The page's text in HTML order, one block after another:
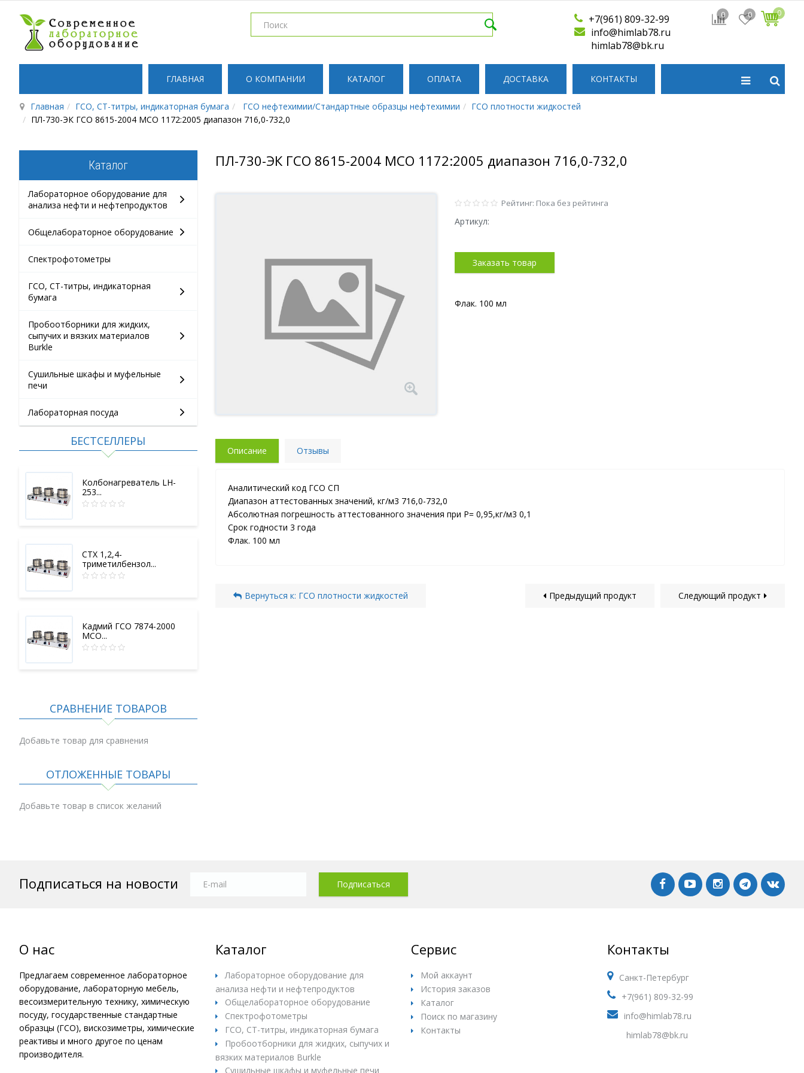
+7(961) 809-32-99
info@himlab78.ru
himlab78@bk.ru
0 0 0
ГЛАВНАЯ О КОМПАНИИ КАТАЛОГ ОПЛАТА ДОСТАВКА КОНТАКТЫ
Главная ГСО, СТ-титры, индикаторная бумага ГСО нефтехимии/Стандартные образцы нефтехимии
ГСО плотности жидкостей
ПЛ-730-ЭК ГСО 8615-2004 МСО 1172:2005 диапазон 716,0-732,0
ПЛ-730-ЭК ГСО 8615-2004 МСО 1172:2005 диапазон 716,0-732,0
Рейтинг: Пока без рейтинга
Артикул:
Заказать товар
Флак. 100 мл
Описание Отзывы
Аналитический код ГСО СП
Диапазон аттестованных значений, кг/м3 716,0-732,0
Абсолютная погрешность аттестованного значения при Р= 0,95,кг/м3 0,1
Срок годности 3 года
Флак. 100 мл
Вернуться к: ГСО плотности жидкостей Следующий продукт
Предыдущий продукт
Каталог
Лабораторное оборудование для
анализа нефти и нефтепродуктов
Общелабораторное оборудование
Спектрофотометры
ГСО, СТ-титры, индикаторная
бумага
Пробоотборники для жидких,
сыпучих и вязких материалов
Burkle
Сушильные шкафы и муфельные
печи
Лабораторная посуда
БЕСТСЕЛЛЕРЫ
Колбонагреватель LH-
253...
СТХ 1,2,4-
триметилбензол...
Кадмий ГСО 7874-2000
МСО...
СРАВНЕНИЕ ТОВАРОВ
Добавьте товар для сравнения
ОТЛОЖЕННЫЕ ТОВАРЫ
Добавьте товар в список желаний
Подписаться на новости
О нас
Предлагаем современное лабораторное
оборудование, лабораторную мебель,
весоизмерительную технику, химическую
посуду, государственные стандартные
образцы (ГСО), вискозиметры, химические
реактивы и много другое по ценам
производителя.
Каталог
Лабораторное оборудование для
анализа нефти и нефтепродуктов
Общелабораторное оборудование
Спектрофотометры
ГСО, СТ-титры, индикаторная бумага
Пробоотборники для жидких, сыпучих и
вязких материалов Burkle
Сушильные шкафы и муфельные печи
Сервис
Мой аккаунт
История заказов
Каталог
Поиск по магазину
Контакты
Контакты
Санкт-Петербург
+7(961) 809-32-99
info@himlab78.ru
himlab78@bk.ru